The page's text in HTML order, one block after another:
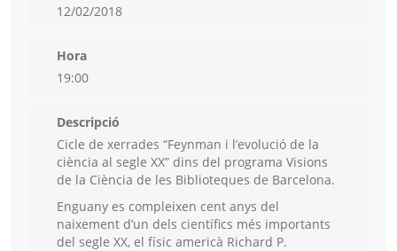
12/02/2018
Hora
19:00
Descripció
Cicle de xerrades “Feynman i l’evolució de la
ciència al segle XX” dins del programa Visions
de la Ciència de les Biblioteques de Barcelona.
Enguany es compleixen cent anys del
naixement d’un dels científics més importants
del segle XX, el físic americà Richard P.